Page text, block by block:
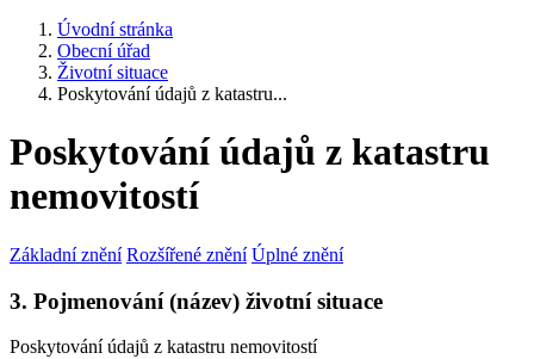
Úvodní stránka
Obecní úřad
Životní situace
Poskytování údajů z katastru...
Poskytování údajů z katastru
nemovitostí
Základní znění Rozšířené znění Úplné znění
3. Pojmenování (název) životní situace
Poskytování údajů z katastru nemovitostí